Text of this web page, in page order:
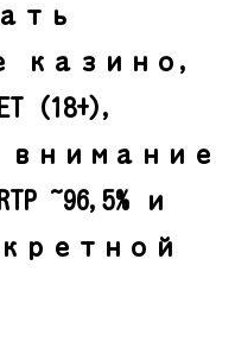
казино,
(18+),
~96,5% и